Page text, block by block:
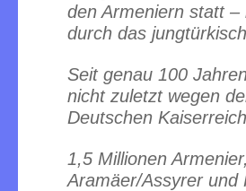
den Armeniern statt
durch das
Seit genau 100
nicht zuletzt wegen
Deutschen
1,5 Millionen
Aramäer/Assyrer und